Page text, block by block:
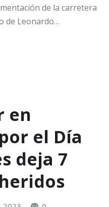
de la carretera
de Leonardo…
en
el Día
deja 7